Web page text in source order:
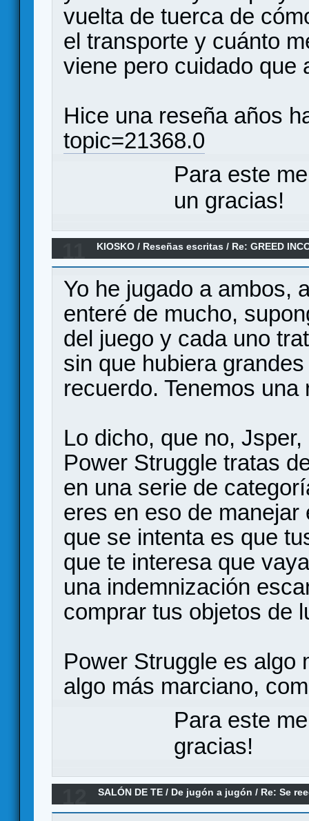
vuelta de tuerca de
el transporte y cuánto
viene pero cuidado que
Hice una reseña años
topic=21368.0
Para este
un gracias!
KIOSKO / Reseñas escritas / Re: GREED
DE NUEVA RUMASA (Reseña)
Yo he jugado a ambos,
enteré de mucho,
del juego y cada uno
sin que hubiera
recuerdo. Tenemos
Lo dicho, que no,
Power Struggle tratas
en una serie de
eres en eso de
que se intenta es que
que te interesa que
una indemnización
comprar tus objetos de
Power Struggle es algo
algo más marciano,
Para este
gracias!
SALÓN DE TE / De jugón a jugón / Re: Se
pero como es...